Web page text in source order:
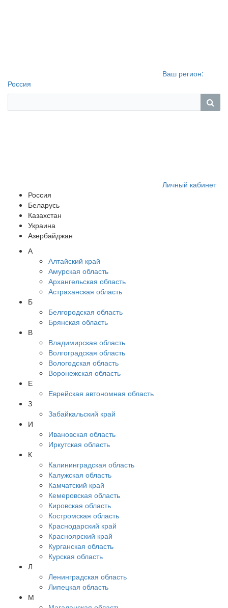
Ваш регион:
Россия
Личный кабинет
Россия
Беларусь
Казахстан
Украина
Азербайджан
А
Алтайский край
Амурская область
Архангельская область
Астраханская область
Б
Белгородская область
Брянская область
В
Владимирская область
Волгоградская область
Вологодская область
Воронежская область
Е
Еврейская автономная область
З
Забайкальский край
И
Ивановская область
Иркутская область
К
Калининградская область
Калужская область
Камчатский край
Кемеровская область
Кировская область
Костромская область
Краснодарский край
Красноярский край
Курганская область
Курская область
Л
Ленинградская область
Липецкая область
М